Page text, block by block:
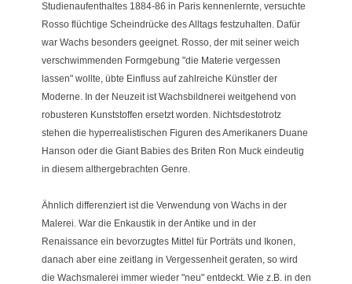
Studienaufenthaltes 1884-86 in Paris kennenlernte, versuchte
Rosso flüchtige Scheindrücke des Alltags festzuhalten. Dafür
war Wachs besonders geeignet. Rosso, der mit seiner weich
verschwimmenden Formgebung "die Materie vergessen
lassen" wollte, übte Einfluss auf zahlreiche Künstler der
Moderne. In der Neuzeit ist Wachsbildnerei weitgehend von
robusteren Kunststoffen ersetzt worden. Nichtsdestotrotz
stehen die hyperrealistischen Figuren des Amerikaners Duane
Hanson oder die Giant Babies des Briten Ron Muck eindeutig
in diesem althergebrachten Genre.
Ähnlich differenziert ist die Verwendung von Wachs in der
Malerei. War die Enkaustik in der Antike und in der
Renaissance ein bevorzugtes Mittel für Porträts und Ikonen,
danach aber eine zeitlang in Vergessenheit geraten, so wird
die Wachsmalerei immer wieder "neu" entdeckt. Wie z.B. in den